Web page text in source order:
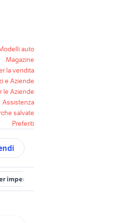
auto
Magazine
la vendita
e Aziende
le Aziende
Assistenza
salvate
Preferiti
imperia e provincia